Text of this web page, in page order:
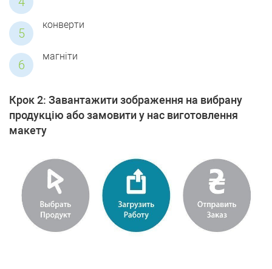
конверти
магніти
Крок 2: Завантажити зображення на вибрану
продукцію або замовити у нас виготовлення
макету